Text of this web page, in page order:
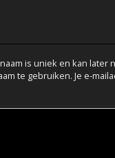
is uniek en kan later
te gebruiken. Je e-